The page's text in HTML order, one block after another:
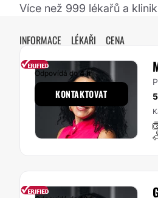
Více než 999 lékařů a
INFORMACE LÉKAŘI CENA
5
Odpovídá do4 h
KONTAKTOVAT